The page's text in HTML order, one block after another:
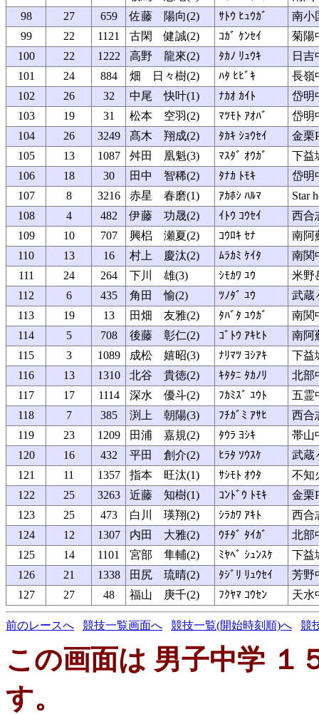
98
27 659 佐藤 陽向(2) ｻﾄｳ ﾋｭｳｶﾞ
南小
99
22 1121 古閑 健誠(2) ｺｶﾞ ｹﾝｾｲ
菊陽
100
22 1222 高野 龍來(2) ﾀｶﾉ ﾘｭｳｷ
日吉
101
24 884 畑 日々樹(2) ﾊﾀ ﾋﾋﾞｷ
長嶺
102
26 32 中尾 快叶(1) ﾅｶｵ ｶｲﾄ
岱明
103
19 31 松本 空羽(2) ﾏﾂﾓﾄ ｱｵﾊﾞ
岱明
104
26 3249 髙木 翔成(2) ﾀｶｷ ｼｮｳｾｲ
金栗
105
13 1087 舛田 凰魁(3) ﾏｽﾀﾞ ｵｳｶﾞ
下益
106
18 30 田中 智稀(2) ﾀﾅｶ ﾄﾓｷ
岱明
107
8 3216 赤星 春磨(1) ｱｶﾎｼ ﾊﾙﾏ
Star
108
4 482 伊藤 功晟(2) ｲﾄｳ ｺｳｾｲ
西合
109
10 707 興梠 瀬夏(2) ｺｳﾛｷ ｾﾅ
南阿
110
13 16 村上 慶汰(2) ﾑﾗｶﾐ ｹｲﾀ
南関
111
24 264 下川 雄(3) ｼﾓｶﾜ ﾕｳ
米野
112
6 435 角田 愉(2) ﾂﾉﾀﾞ ﾕｳ
武蔵
113
19 13 田畑 友雅(2) ﾀﾊﾞﾀ ﾕｳｶﾞ
南関
114
5 708 後藤 彰仁(2) ｺﾞﾄｳ ｱｷﾋﾄ
南阿
115
3 1089 成松 嬉昭(3) ﾅﾘﾏﾂ ﾖｼｱｷ
下益
116
13 1310 北谷 貴徳(2) ｷﾀﾀﾆ ﾀｶﾉﾘ
北部
117
17 1114 深水 優斗(2) ﾌｶﾐｽﾞ ﾕｳﾄ
五霊
118
7 385 渕上 朝陽(3) ﾌﾁｶﾞﾐ ｱｻﾋ
西合
119
23 1209 田浦 嘉規(2) ﾀｳﾗ ﾖｼｷ
帯山
120
16 432 平田 創介(2) ﾋﾗﾀ ｿｳｽｹ
武蔵
121
11 1357 指本 旺汰(1) ｻｼﾓﾄ ｵｳﾀ
不知
122
25 3263 近藤 知樹(1) ｺﾝﾄﾞｳ ﾄﾓｷ
金栗
123
25 473 白川 瑛翔(2) ｼﾗｶﾜ ｱｷﾄ
西合
124
12 1307 内田 大雅(2) ｳﾁﾀﾞ ﾀｲｶﾞ
北部
125
14 1101 宮部 隼輔(2) ﾐﾔﾍﾞ ｼｭﾝｽｹ
下益
126
21 1338 田尻 琉晴(2) ﾀｼﾞﾘ ﾘｭｳｾｲ
芳野
127
27 48 福山 庚千(2) ﾌｸﾔﾏ ｺｳｾﾝ 天水
前のレースへ 競技一覧画面へ 競技一覧(開始時刻順)へ 競
この画面は 男子中学 １
す。